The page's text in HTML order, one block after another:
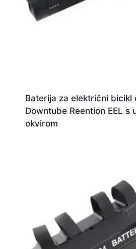
Baterija za električni bicikl
Downtube Reention EEL s
okvirom